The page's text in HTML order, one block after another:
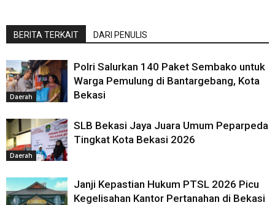
BERITA TERKAIT DARI PENULIS
Daerah
Polri Salurkan 140 Paket Sembako untuk
Warga Pemulung di Bantargebang, Kota
Bekasi
Daerah
SLB Bekasi Jaya Juara Umum Peparpeda
Tingkat Kota Bekasi 2026
Janji Kepastian Hukum PTSL 2026 Picu
Kegelisahan Kantor Pertanahan di Bekasi